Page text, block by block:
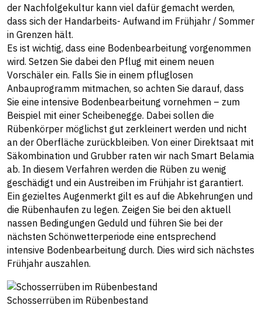
der Nachfolgekultur kann viel dafür gemacht werden,
dass sich der Handarbeits- Aufwand im Frühjahr / Sommer
in Grenzen hält.
Es ist wichtig, dass eine Bodenbearbeitung vorgenommen
wird. Setzen Sie dabei den Pflug mit einem neuen
Vorschäler ein. Falls Sie in einem pfluglosen
Anbauprogramm mitmachen, so achten Sie darauf, dass
Sie eine intensive Bodenbearbeitung vornehmen – zum
Beispiel mit einer Scheibenegge. Dabei sollen die
Rübenkörper möglichst gut zerkleinert werden und nicht
an der Oberfläche zurückbleiben. Von einer Direktsaat mit
Säkombination und Grubber raten wir nach Smart Belamia
ab. In diesem Verfahren werden die Rüben zu wenig
geschädigt und ein Austreiben im Frühjahr ist garantiert.
Ein gezieltes Augenmerkt gilt es auf die Abkehrungen und
die Rübenhaufen zu legen. Zeigen Sie bei den aktuell
nassen Bedingungen Geduld und führen Sie bei der
nächsten Schönwetterperiode eine entsprechend
intensive Bodenbearbeitung durch. Dies wird sich nächstes
Frühjahr auszahlen.
Schosserrüben im Rübenbestand